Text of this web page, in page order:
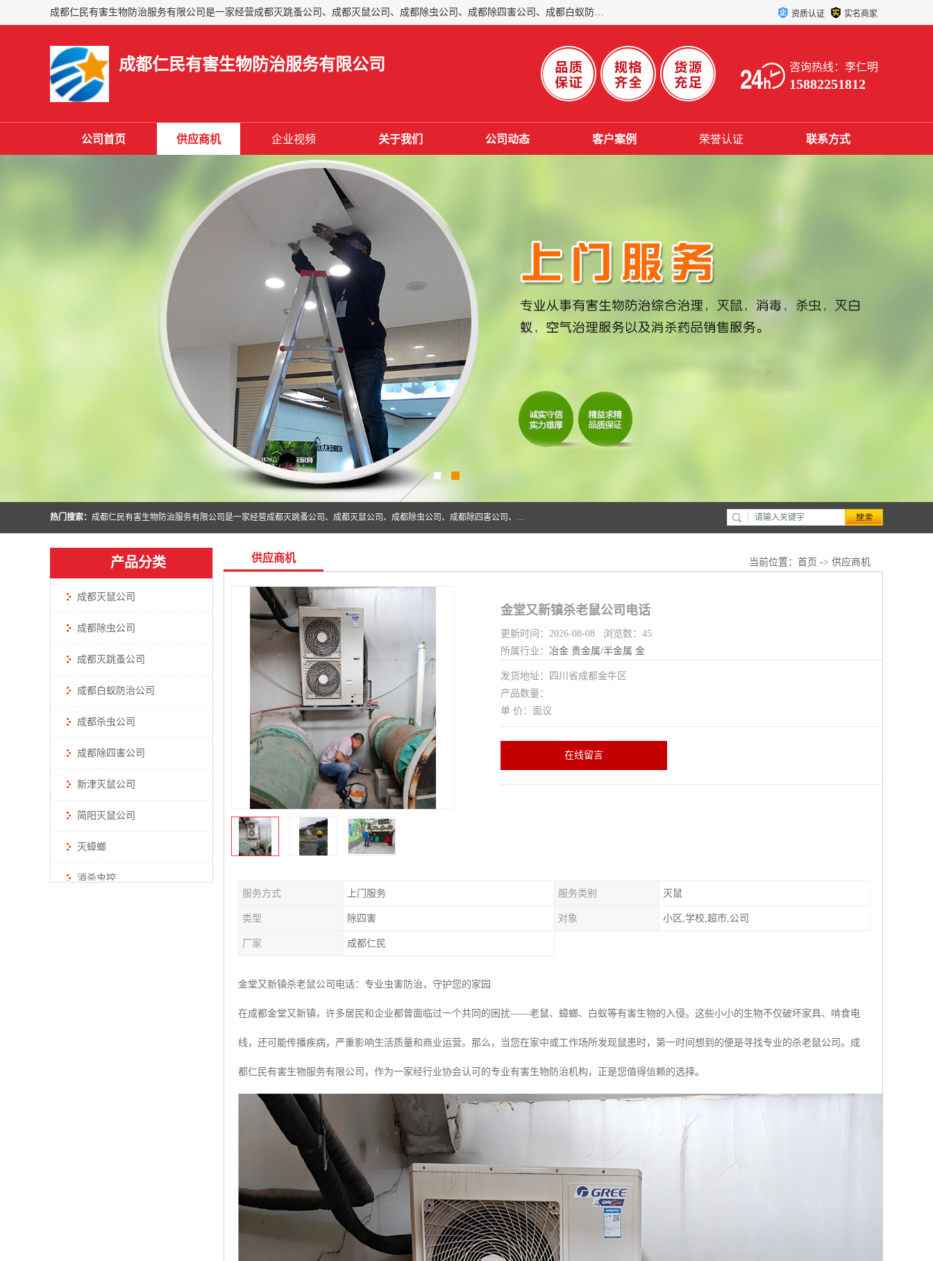
成都仁民有害生物防治服务有限公司是一家经营成都灭跳蚤公司、成都灭鼠公司、成都除虫公司、成都除四害公司、成都白蚁防治公司、成都杀虫公司等。业务覆盖：青白江、郫县、简阳、金堂、乐山、眉山、绵阳、彭州等区域。 由于我们的专业技术和服务态度得到了肯定、 目前公司已经与省内外的多个金 融企业、高端写字楼、星级酒 店、宾馆餐饮企业、学校、制造生产企业、物业小区建立了长期友好的合作关系。 资质认证 实名商家
成都仁民有害生物防治服务有限公司 咨询热线：李仁明
15882251812
公司首页 供应商机 企业视频 关于我们 公司动态 客户案例 荣誉认证 联系方式
热门搜索： 成都仁民有害生物防治服务有限公司是一家经营成都灭跳蚤公司、成都灭鼠公司、成都除虫公司、成都除四害公司、成都白蚁防治公司、成都杀虫公司等。业务覆盖：青白江、郫县、简阳、金堂、乐山、眉山、绵阳、彭州等区域。 由于我们的专业技术和服务态度得到了肯定、 目前公司已经与省内外的多个金 融企业、高端写字楼、星级酒 店、宾馆餐饮企业、学校、制造生产企业、物业小区建立了长期友好的合作关系。
产品分类
成都灭鼠公司
成都除虫公司
成都灭跳蚤公司
成都白蚁防治公司
成都杀虫公司
成都除四害公司
新津灭鼠公司
简阳灭鼠公司
灭蟑螂
消杀虫控
供应商机 当前位置： 首页 -> 供应商机
金堂又新镇杀老鼠公司电话
更新时间：2026-08-08 浏览数：45
所属行业： 冶金 贵金属/半金属 金
发货地址：四川省成都金牛区
产品数量：
单 价：面议
在线留言
服务方式 上门服务 服务类别 灭鼠
类型 除四害 对象 小区,学校,超市,公司
厂家 成都仁民
金堂又新镇杀老鼠公司电话：专业虫害防治，守护您的家园
在成都金堂又新镇，许多居民和企业都曾面临过一个共同的困扰——老鼠、蟑螂、白蚁等有害生物的入侵。这些小小的生物不仅破坏家具、啃食电
线，还可能传播疾病，严重影响生活质量和商业运营。那么，当您在家中或工作场所发现鼠患时，第一时间想到的便是寻找专业的杀老鼠公司。成
都仁民有害生物服务有限公司，作为一家经行业协会认可的专业有害生物防治机构，正是您值得信赖的选择。